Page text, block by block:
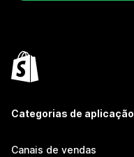
Categorias de aplicação
Canais de vendas